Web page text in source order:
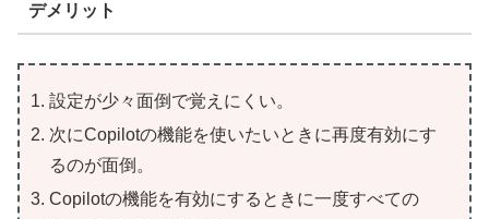
デメリット
設定が少々面倒で覚えにくい。
次にCopilotの機能を使いたいときに再度有効にす
るのが面倒。
Copilotの機能を有効にするときに一度すべての